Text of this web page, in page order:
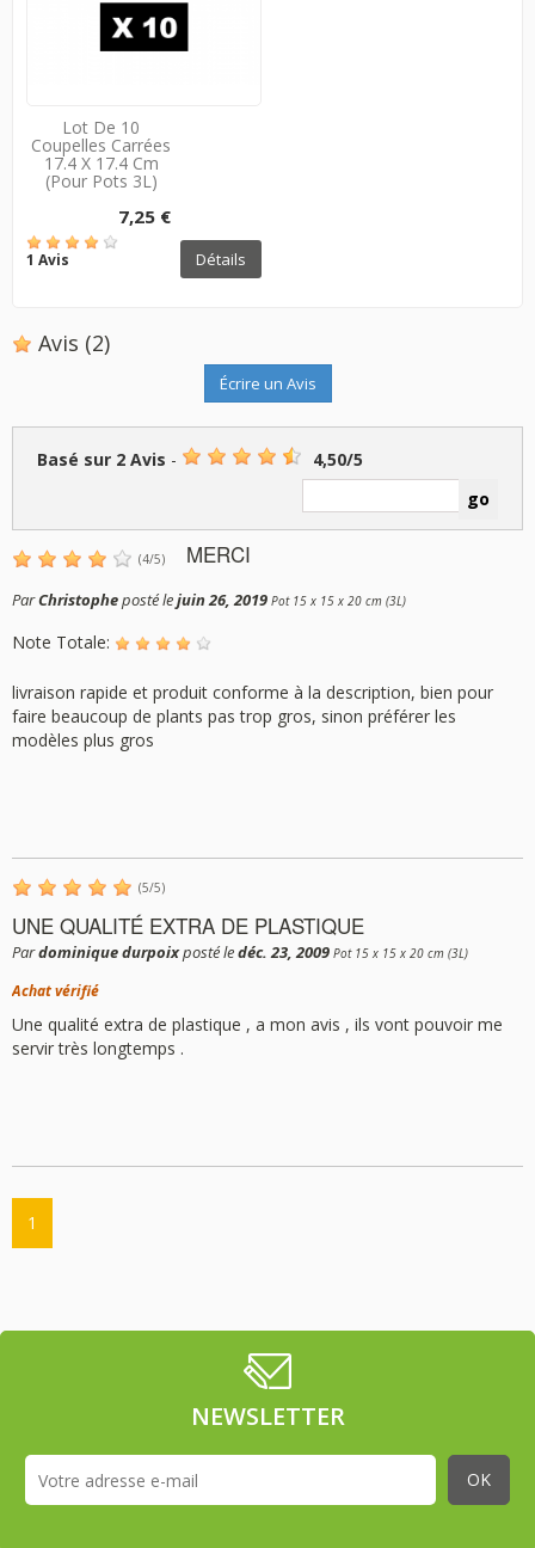
Lot De 10
Coupelles Carrées
17.4 X 17.4 Cm
(pour Pots 3L)
7,25 €
1 Avis Détails
Avis (2)
Écrire un Avis
Basé sur 2 Avis - 4,50/5
(4/5) MERCI
ParChristopheposté lejuin 26, 2019 Pot 15 x 15 x 20 cm (3L)
Note Totale:
livraison rapide et produit conforme à la description, bien pour
faire beaucoup de plants pas trop gros, sinon préférer les
modèles plus gros
(5/5)
UNE QUALITÉ EXTRA DE PLASTIQUE
Pardominique durpoixposté ledéc. 23, 2009 Pot 15 x 15 x 20 cm (3L)
Achat vérifié
Une qualité extra de plastique , a mon avis , ils vont pouvoir me
servir très longtemps .
1
NEWSLETTER